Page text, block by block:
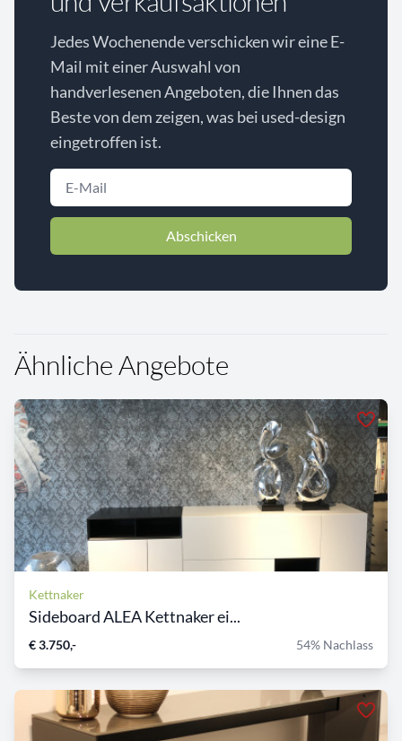
Jedes Wochenende verschicken wir eine E-
Mail mit einer Auswahl von
handverlesenen Angeboten, die Ihnen das
Beste von dem zeigen, was bei used-design
eingetroffen ist.
Abschicken
Ähnliche Angebote
Kettnaker
Sideboard ALEA Kettnaker ei...
€ 3.750,- 54% Nachlass